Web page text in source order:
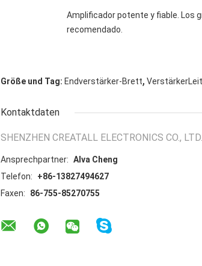
Amplificador potente y fiable. Los
recomendado.
Größe und Tag: Endverstärker-Brett,
Kontaktdaten
SHENZHEN CREATALL ELECTRONICS CO., LTD.
Ansprechpartner: Alva Cheng
Telefon:
+86-13827494627
Faxen:
86-755-85270755